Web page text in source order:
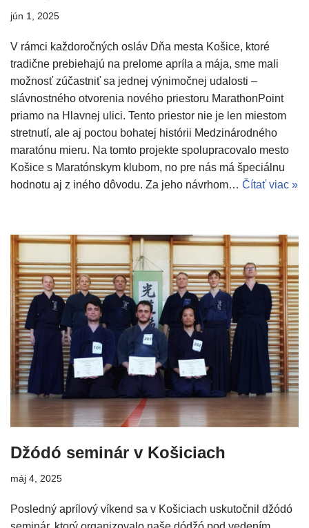
jún 1, 2025
V rámci každoročných osláv Dňa mesta Košice, ktoré
tradične prebiehajú na prelome apríla a mája, sme mali
možnosť zúčastniť sa jednej výnimočnej udalosti –
slávnostného otvorenia nového priestoru MarathonPoint
priamo na Hlavnej ulici. Tento priestor nie je len miestom
stretnutí, ale aj poctou bohatej histórii Medzinárodného
maratónu mieru. Na tomto projekte spolupracovalo mesto
Košice s Maratónskym klubom, no pre nás má špeciálnu
hodnotu aj z iného dôvodu. Za jeho návrhom… Čítať viac »
Džódó seminár v Košiciach
máj 4, 2025
Posledný aprílový víkend sa v Košiciach uskutočnil džódó